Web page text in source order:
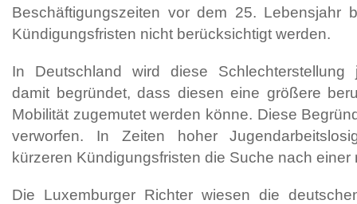
Beschäftigungszeiten vor dem 25. Lebensjahr
Kündigungsfristen nicht berücksichtigt werden.
In Deutschland wird diese Schlechterstellung
damit begründet, dass diesen eine größere
Mobilität zugemutet werden könne. Diese
verworfen. In Zeiten hoher
kürzeren Kündigungsfristen die Suche nach
Die Luxemburger Richter wiesen die